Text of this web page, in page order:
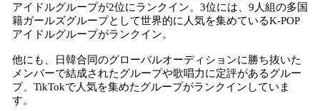
アイドルグループが2位にランクイン。3位には、9人組の多国
籍ガールズグループとして世界的に人気を集めているK-POP
アイドルグループがランクイン。
他にも、日韓合同のグローバルオーディションに勝ち抜いた
メンバーで結成されたグループや歌唱力に定評があるグルー
プ、TikTokで人気を集めたグループがランクインしていま
す。